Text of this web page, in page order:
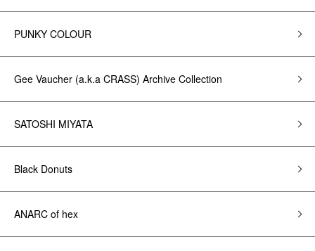
PUNKY COLOUR
Gee Vaucher (a.k.a CRASS) Archive Collection
SATOSHI MIYATA
Black Donuts
ANARC of hex